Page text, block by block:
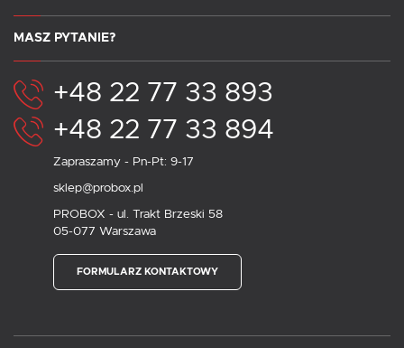
MASZ PYTANIE?
+48 22 77 33 893
+48 22 77 33 894
Zapraszamy - Pn-Pt: 9-17
sklep@probox.pl
PROBOX - ul. Trakt Brzeski 58
05-077 Warszawa
FORMULARZ KONTAKTOWY